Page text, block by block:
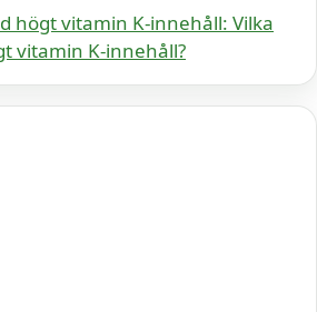
högt vitamin K-innehåll: Vilka
vitamin K-innehåll?